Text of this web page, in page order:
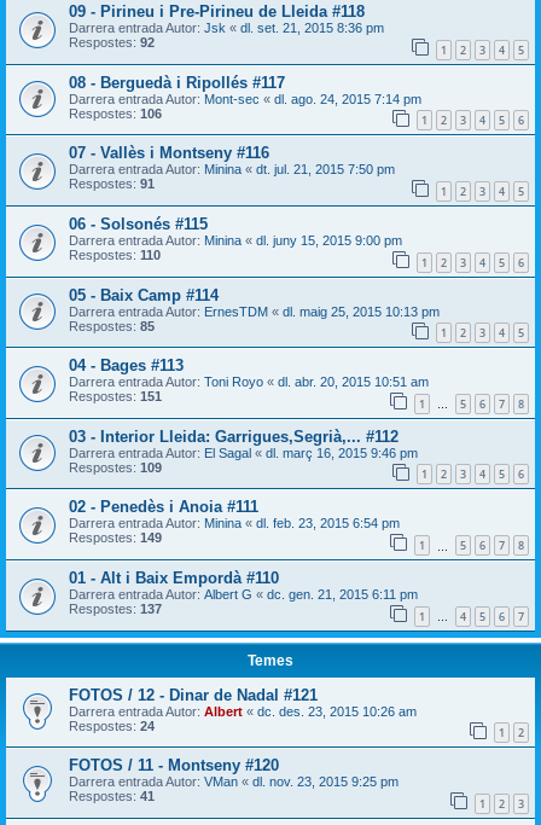
09 - Pirineu i Pre-Pirineu de Lleida #118
Darrera entrada Autor: Jsk « dl. set. 21, 2015 8:36 pm
Respostes: 92 1 2 3 4 5
08 - Berguedà i Ripollés #117
Darrera entrada Autor: Mont-sec « dl. ago. 24, 2015 7:14 pm
Respostes: 106 1 2 3 4 5 6
07 - Vallès i Montseny #116
Darrera entrada Autor: Minina « dt. jul. 21, 2015 7:50 pm
Respostes: 91 1 2 3 4 5
06 - Solsonés #115
Darrera entrada Autor: Minina « dl. juny 15, 2015 9:00 pm
Respostes: 110 1 2 3 4 5 6
05 - Baix Camp #114
Darrera entrada Autor: ErnesTDM « dl. maig 25, 2015 10:13 pm
Respostes: 85 1 2 3 4 5
04 - Bages #113
Darrera entrada Autor: Toni Royo « dl. abr. 20, 2015 10:51 am
Respostes: 151 1 … 5 6 7 8
03 - Interior Lleida: Garrigues,Segrià,... #112
Darrera entrada Autor: El Sagal « dl. març 16, 2015 9:46 pm
Respostes: 109 1 2 3 4 5 6
02 - Penedès i Anoia #111
Darrera entrada Autor: Minina « dl. feb. 23, 2015 6:54 pm
Respostes: 149 1 5 6 7 8
01 - Alt i Baix Empordà #110
Darrera entrada Autor: Albert G « dc. gen. 21, 2015 6:11 pm
Respostes: 137 1 … 4 5 6 7
Temes
FOTOS / 12 - Dinar de Nadal #121
Darrera entrada Autor: Albert « dc. des. 23, 2015 10:26 am
Respostes: 24 1 2
FOTOS / 11 - Montseny #120
Darrera entrada Autor: VMan « dl. nov. 23, 2015 9:25 pm
Respostes: 41 1 2 3